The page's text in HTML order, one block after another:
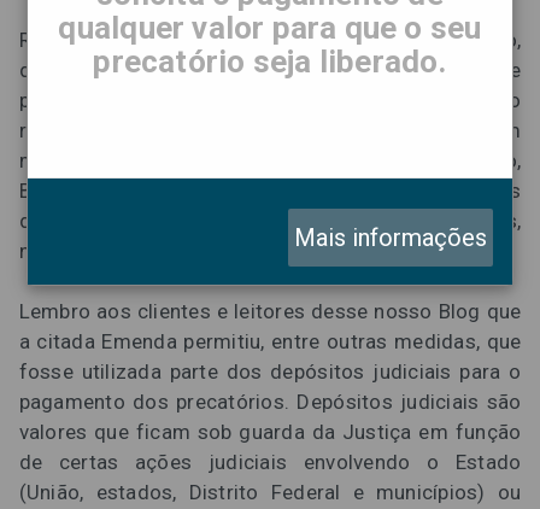
Recente decisão do ministro Luís Roberto Barroso,
do Supremo Tribunal Federal, deixou os credores de
precatórios alimentares mais otimistas quanto ao
recebimento efetivo de seus créditos até 2020. Em
medida cautelar, proferida no último dia 7 de junho,
Barroso considerou constitucional o uso dos
depósitos judiciais para pagamento dos precatórios,
nos termos da Emenda Constitucional 94/2016.
Lembro aos clientes e leitores desse nosso Blog que
a citada Emenda permitiu, entre outras medidas, que
fosse utilizada parte dos depósitos judiciais para o
pagamento dos precatórios. Depósitos judiciais são
valores que ficam sob guarda da Justiça em função
de certas ações judiciais envolvendo o Estado
(União, estados, Distrito Federal e municípios) ou
qualquer valor para que o seu
precatório seja liberado.
Mais informações